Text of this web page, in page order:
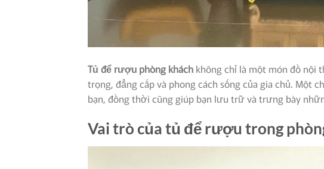
Tủ để rượu phòng khách không chỉ là một món đồ nội
trọng, đẳng cấp và phong cách sống của gia chủ. Một
bạn, đồng thời cũng giúp bạn lưu trữ và trưng bày
Vai trò của tủ để rượu trong